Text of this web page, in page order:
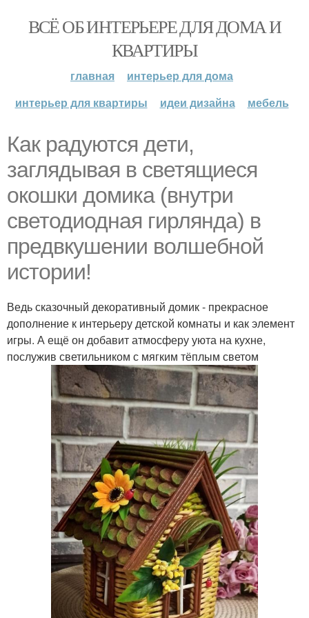
ВСЁ ОБ ИНТЕРЬЕРЕ ДЛЯ ДОМА И
КВАРТИРЫ
главная
интерьер для дома
интерьер для квартиры
идеи дизайна мебель
Как радуются дети,
заглядывая в светящиеся
окошки домика (внутри
светодиодная гирлянда) в
предвкушении волшебной
истории!
Ведь сказочный декоративный домик - прекрасное
дополнение к интерьеру детской комнаты и как элемент
игры. А ещё он добавит атмосферу уюта на кухне,
послужив светильником с мягким тёплым светом